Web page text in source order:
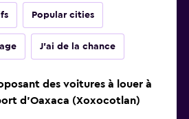
Popular cities
J'ai de la chance
des voitures à louer à
d'Oaxaca (Xoxocotlan)